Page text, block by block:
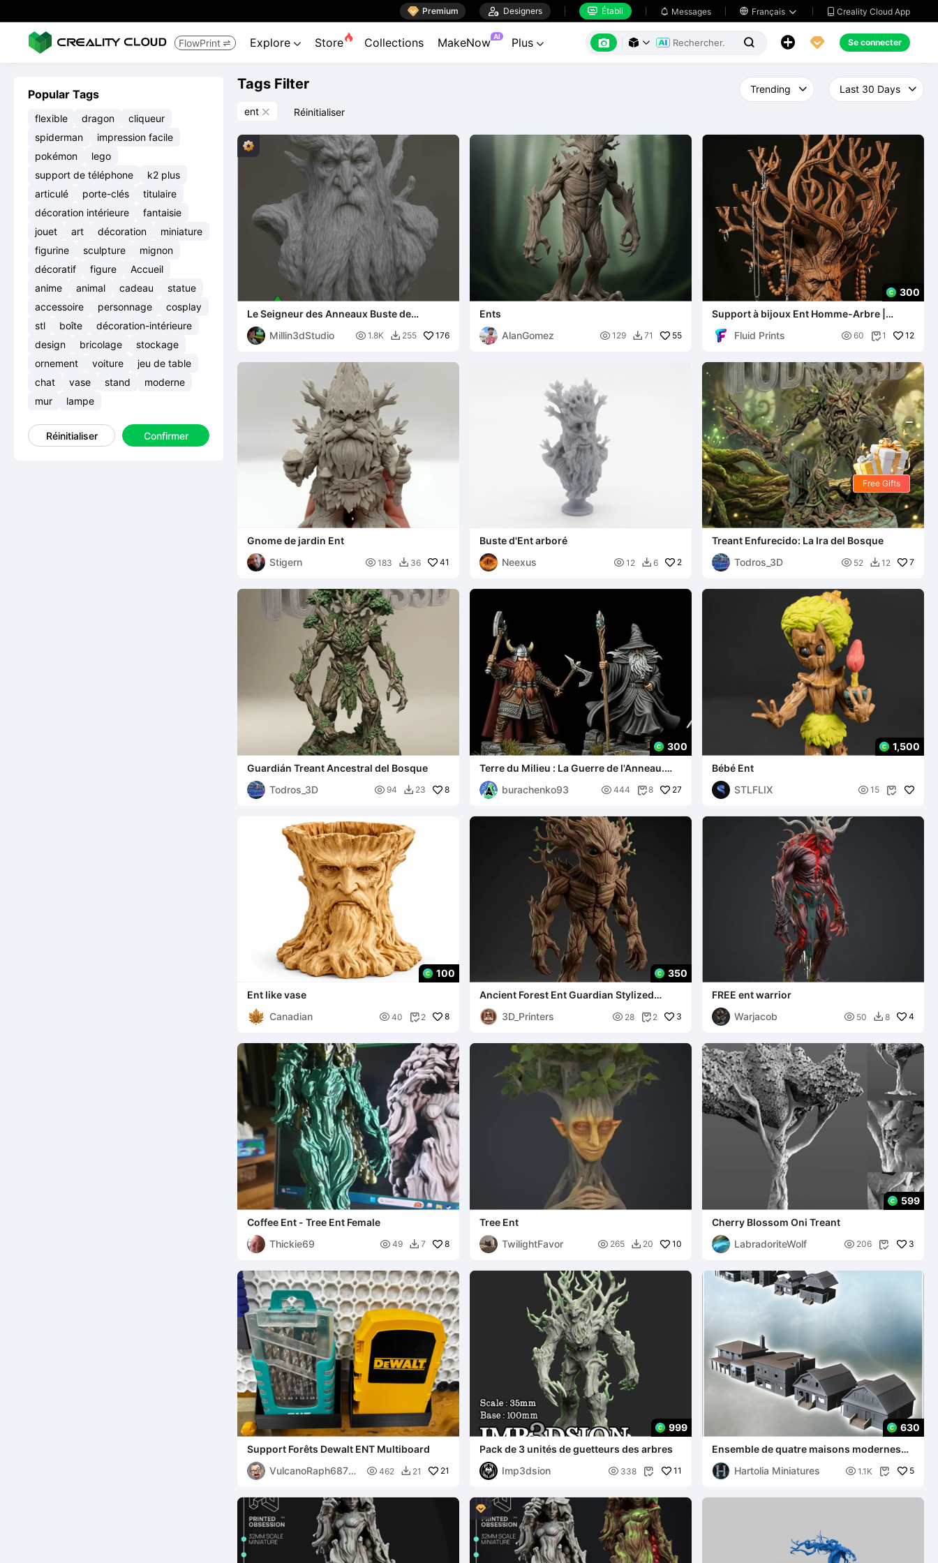
 Premium  Designers  Établi  Messages  Français   Creality Cloud App
FlowPrint  Explore  Store Collections MakeNow AI Plus        Se connecter
Popular Tags
flexible dragon
cliqueur
spiderman
impression facile
pokémon
lego
support de téléphone
k2 plus
articulé
porte-clés
titulaire
décoration intérieure
fantaisie
jouet
art décoration
miniature
figurine
sculpture
mignon
décoratif
figure
Accueil
anime
animal cadeau
statue
accessoire
personnage
cosplay
stl
boîte
décoration-intérieure
design
bricolage
stockage
ornement
voiture
jeu de table
chat
vase stand
moderne
mur
lampe
Réinitialiser Confirmer
Tags Filter
ent  Réinitialiser
Le Seigneur des Anneaux Buste de
Sylvebarbe Statue Lotr Ent
Millin3dStudio
 1.8K  255 176
Ents
AlanGomez
 129  71 55
300
Support à bijoux Ent Homme-Arbre |
Fluid Prints
 60 1 12
Gnome de jardin Ent
Stigern
 183  36 41
Buste d'Ent arboré
Neexus
 12  6 2
Treant Enfurecido: La Ira del Bosque
Todros_3D
 52  12 7
Guardián Treant Ancestral del Bosque
Todros_3D
 94  23 8
300
Terre du Milieu : La Guerre de l'Anneau.
Miniatures du Seigneur des Anneaux
burachenko93
 444 8 27
1,500
Bébé Ent
STLFLIX
 15 
100
Ent like vase
Canadian
 40  2 8
350
Ancient Forest Ent Guardian Stylized
Fantasy Tree Creature
3D_Printers
 28  2 3
FREE ent warrior
Warjacob
 50  8 4
Coffee Ent - Tree Ent Female
Thickie69
 49  7 8
Tree Ent
TwilightFavor
 265  20 10
599
Cherry Blossom Oni Treant
LabradoriteWolf
 206  3
Support Forêts Dewalt ENT Multiboard
VulcanoRaph6870
 462  21 21
999
Pack de 3 unités de guetteurs des arbres
Imp3dsion
 338  11
630
Ensemble de quatre maisons modernes
avec une cheminée, des murs en briques
et une entrée
Hartolia Miniatures  1.1K  5

Free Gifts